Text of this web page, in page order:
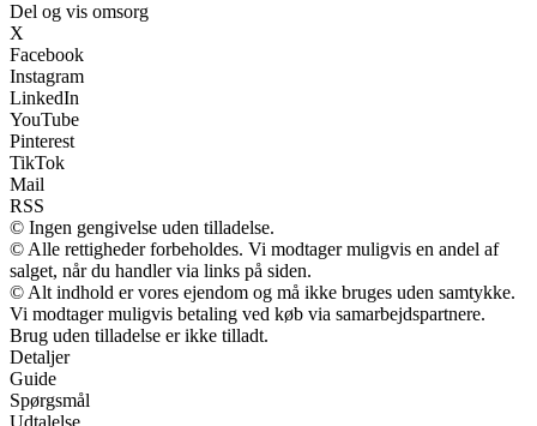
Del og vis omsorg
X
Facebook
Instagram
LinkedIn
YouTube
Pinterest
TikTok
Mail
RSS
© Ingen gengivelse uden tilladelse.
© Alle rettigheder forbeholdes. Vi modtager muligvis en andel af
salget, når du handler via links på siden.
© Alt indhold er vores ejendom og må ikke bruges uden samtykke.
Vi modtager muligvis betaling ved køb via samarbejdspartnere.
Brug uden tilladelse er ikke tilladt.
Detaljer
Guide
Spørgsmål